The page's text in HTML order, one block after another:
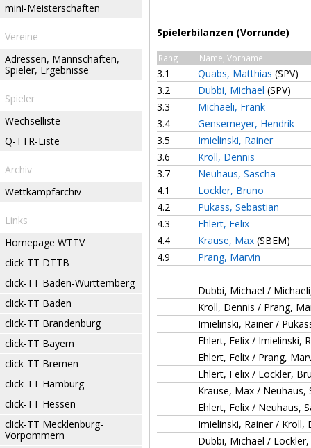
mini-Meisterschaften
Vereine
Adressen, Mannschaften,
Spieler, Ergebnisse
Spieler
Wechselliste
Q-TTR-Liste
Archiv
Wettkampfarchiv
Links
Homepage WTTV
click-TT DTTB
click-TT Baden-Württemberg
click-TT Baden
click-TT Brandenburg
click-TT Bayern
click-TT Bremen
click-TT Hamburg
click-TT Hessen
click-TT Mecklenburg-
Vorpommern
Spielerbilanzen (Vorrunde)
Rang Name, Vorname
3.1 Quabs, Matthias (SPV)
3.2
Dubbi, Michael (SPV)
3.3
Michaeli, Frank
3.4
Gensemeyer, Hendrik
3.5
Imielinski, Rainer
3.6
Kroll, Dennis
3.7
Neuhaus, Sascha
4.1
Lockler, Bruno
4.2
Pukass, Sebastian
4.3
Ehlert, Felix
4.4
Krause, Max (SBEM)
4.9
Prang, Marvin
Dubbi, Michael /
Kroll, Dennis / Prang,
Imielinski, Rainer /
Ehlert, Felix / Imielinski,
Ehlert, Felix / Prang,
Ehlert, Felix / Lockler,
Krause, Max / Neuhaus,
Ehlert, Felix / Neuhaus,
Imielinski, Rainer / Kroll,
Dubbi, Michael /